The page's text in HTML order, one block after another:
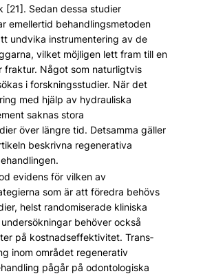
[21]. Sedan dessa studier
emellertid behandlingsmetoden
undvika instrumentering av de
vilket möjligen lett fram till en
fraktur. Något som naturligtvis
i forskningsstudier. När det
med hjälp av hydrauliska
saknas stora
över längre tid. Detsamma gäller
beskrivna regenerativa
evidens för vilken av
som är att föredra behövs
helst randomiserade kliniska
behöver också
på kostnadseffektivitet. Trans­
inom området regenerativ
pågår på odontologiska